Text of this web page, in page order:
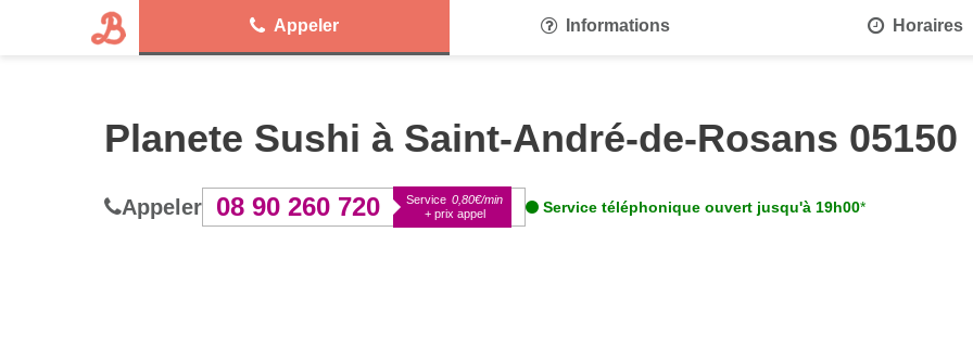
Appeler Informations Horaires
Planete Sushi à Saint-André-de-Rosans 05150
Appeler 08 90 260 720 Service 0,80€/min
+ prix appel
Service téléphonique ouvert jusqu'à 19h00*